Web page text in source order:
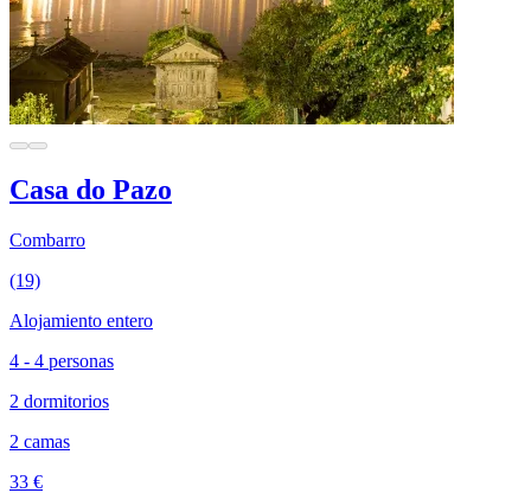
Casa do Pazo
Combarro
(19)
Alojamiento entero
4 - 4 personas
2 dormitorios
2 camas
33 €